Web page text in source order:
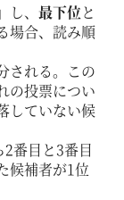
、 最下位と
場合、読み順
される。この
の投票につい
していない候
番目と3番目
候補者が1位